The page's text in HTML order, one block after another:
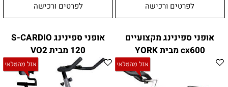
לפרטים ורכישה לפרטים ורכישה
אופני ספינינג מקצועיים
cx600 מבית YORK
אופני ספינינג S-CARDIO
120 מבית VO2